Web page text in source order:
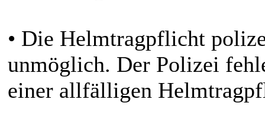
• Die Helmtragpflicht
unmöglich. Der Polizei
einer allfälligen